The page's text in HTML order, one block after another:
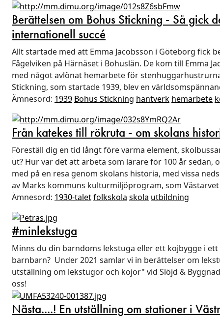
Berättelsen om Bohus Stickning - Så gick
internationell succé
Allt startade med att Emma Jacobsson i Göteborg fick
Fågelviken på Härnäset i Bohuslän. De kom till Emma
med något avlönat hemarbete för
Stickning, som startade 1939, blev en
Ämnesord: 1939 Bohus Stickning hantverk hemarbete
Från katekes till rökruta - om skolans
Föreställ dig en tid långt före varma element,
ut? Hur var det att arbeta som lärare för 100 år sedan,
med på en resa genom skolans historia, med vissa
av Marks kommuns kulturmiljöprogram, som
Ämnesord: 1930-taletfolkskola skola utbildning
#minlekstuga
Minns du din barndoms lekstuga eller ett kojbygge i
barnbarn? Under 2021 samlar vi in berättelser om
utställning om lekstugor och kojor" vid Slöjd &
oss!
Nästa....! En utställning om stationer i